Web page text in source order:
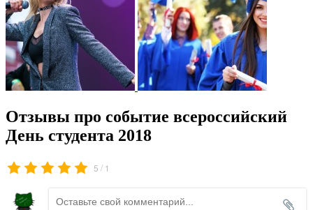
Отзывы про событие всероссийский
День студента 2018
5 / 1